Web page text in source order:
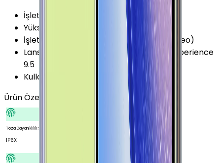
İşletim Sistemi
Yükseltilebilir Versiyon
Android 10 (Q)
İşletim Sistemi Versiyonu
Android 8.1 (Oreo)
Lansman Arayüz Versiyonu
Samsung Experience
9.5
Kullanıcı Arayüzü
Samsung Experience
Ürün Özellikleri
Toza Dayanıklılık Seviyesi
IP6X